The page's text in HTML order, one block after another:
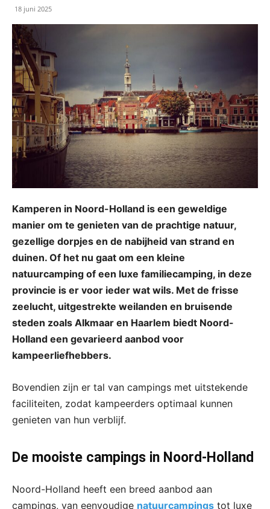
18 juni 2025
Kamperen in Noord-Holland is een geweldige
manier om te genieten van de prachtige natuur,
gezellige dorpjes en de nabijheid van strand en
duinen. Of het nu gaat om een kleine
natuurcamping of een luxe familiecamping, in deze
provincie is er voor ieder wat wils. Met de frisse
zeelucht, uitgestrekte weilanden en bruisende
steden zoals Alkmaar en Haarlem biedt Noord-
Holland een gevarieerd aanbod voor
kampeerliefhebbers.
Bovendien zijn er tal van campings met uitstekende
faciliteiten, zodat kampeerders optimaal kunnen
genieten van hun verblijf.
De mooiste campings in Noord-Holland
Noord-Holland heeft een breed aanbod aan
campings, van eenvoudige natuurcampings tot luxe